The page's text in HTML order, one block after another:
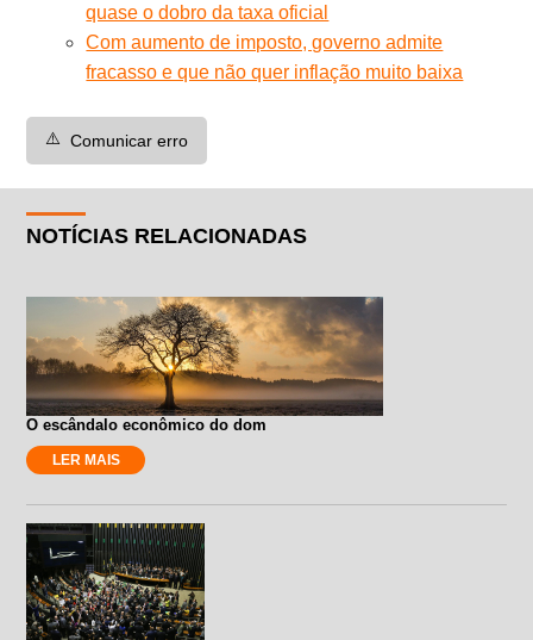
quase o dobro da taxa oficial
Com aumento de imposto, governo admite
fracasso e que não quer inflação muito baixa
⚠️ Comunicar erro
NOTÍCIAS RELACIONADAS
O escândalo econômico do dom
LER MAIS